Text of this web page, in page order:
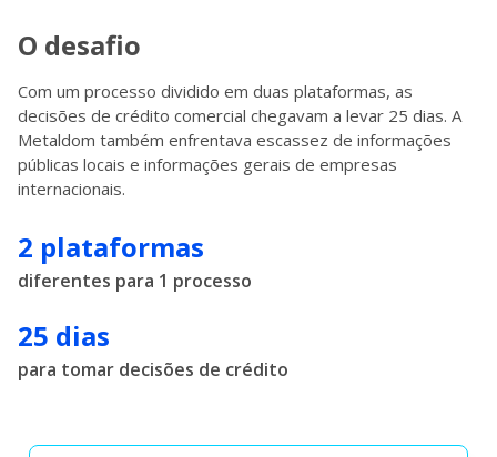
O desafio
Com um processo dividido em duas plataformas, as
decisões de crédito comercial chegavam a levar 25 dias. A
Metaldom também enfrentava escassez de informações
públicas locais e informações gerais de empresas
internacionais.
2 plataformas
diferentes para 1 processo
25 dias
para tomar decisões de crédito